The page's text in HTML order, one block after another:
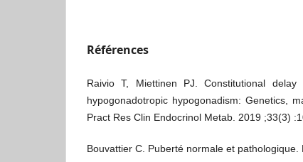
Références
Raivio T, Miettinen PJ. Constitutional
hypogonadotropic hypogonadism: Genetics,
Pract Res Clin Endocrinol Metab. 2019 ;33(3)
Bouvattier C. Puberté normale et pathologique.